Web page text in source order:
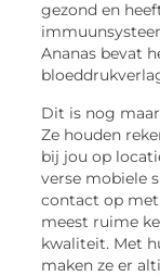
gezond en
Ananas bevat
Dit is nog
Ze houden
bij jou op
verse mobiele
contact op met
meest ruime
kwaliteit. Met
maken ze er